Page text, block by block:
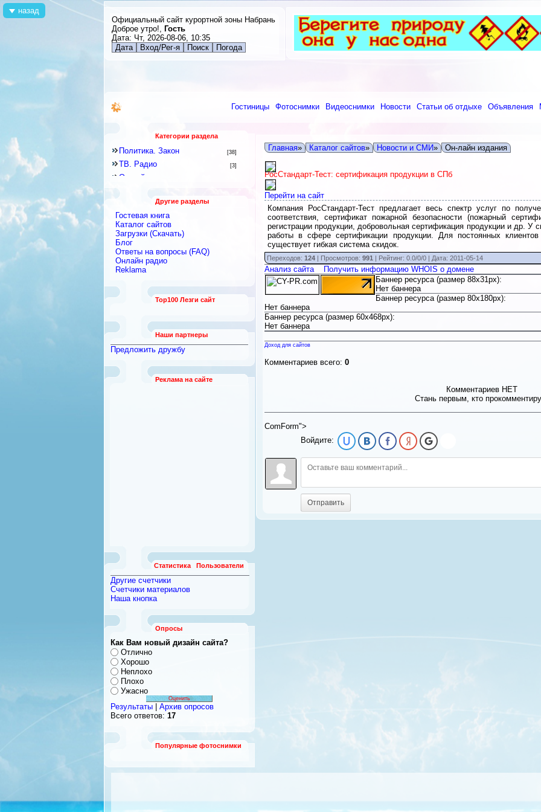
Официальный сайт курортной зоны Набрань
Доброе утро!, Гость
Дата: Чт, 2026-08-06, 10:35
Дата
Вход/Рег-я Поиск Погода
Гостиницы Фотоснимки Видеоснимки Новости Статьи об отдыхе Объявления
Категории раздела
Политика. Закон [38]
ТВ. Радио [3]
Он-лайн издания
Газеты
Журналы
Другие разделы
Гостевая книга
Каталог сайтов
Загрузки (Скачать)
Блог
Ответы на вопросы (FAQ)
Онлайн радио
Reklama
Top100 Лезги сайт
Наши партнеры
Предложить дружбу
Реклама на сайте
Статистика Пользователи
Другие счетчики
Счетчики материалов
Наша кнопка
Опросы
Как Вам новый дизайн сайта?
Отлично
Хорошо
Неплохо
Плохо
Ужасно
Результаты
Архив опросов
Всего ответов: 17
Популярные фотоснимки
Главная» Каталог сайтов» Новости и СМИ» Он-лайн издания
РосСтандарт-Тест: сертификация продукции в СПб
Перейти на сайт
Компания РосСтандарт-Тест предлагает весь спектр услуг по
соответствия, сертификат пожарной безопасности (пожарный
регистрации продукции, добровольная сертификация продукции и др. У
работы в сфере сертификации продукции. Для постоянных
существует гибкая система скидок.
Переходов: 124| Просмотров: 991 | Рейтинг: 0.0/0/0 | Дата: 2011-05-14
Анализ сайта
Получить информацию WHOIS о домене
Баннер ресурса (размер 88x31px):
Нет баннера
Баннер ресурса (размер 80x180px):
Нет баннера
Баннер ресурса (размер 60x468px):
Нет баннера
Доход для сайтов
Комментариев всего: 0
Комментариев НЕТ
Стань первым, кто
ComForm">
Войдите:
Отправить
назад